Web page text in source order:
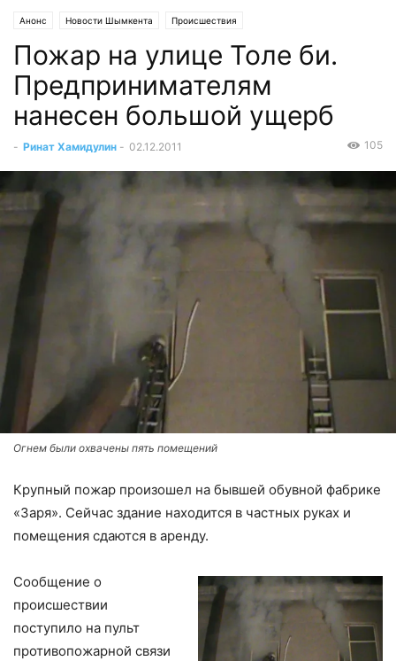
Анонс Новости Шымкента Происшествия
Пожар на улице Толе би.
Предпринимателям
нанесен большой ущерб
- Ринат Хамидулин - 02.12.2011 105
Огнем были охвачены пять помещений
Крупный пожар произошел на бывшей обувной фабрике
«Заря». Сейчас здание находится в частных руках и
помещения сдаются в аренду.
Сообщение о
происшествии
поступило на пульт
противопожарной связи